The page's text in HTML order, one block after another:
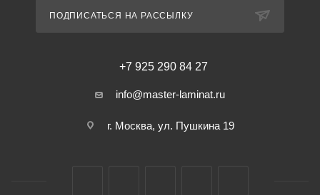
ПОДПИСАТЬСЯ НА РАССЫЛКУ
+7 925 290 84 27
info@master-laminat.ru
г. Москва, ул. Пушкина 19